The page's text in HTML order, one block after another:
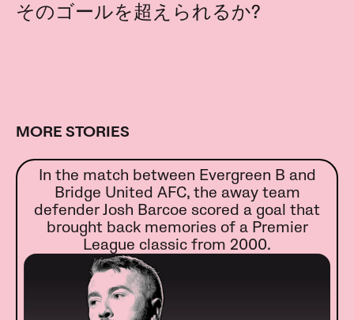
そのゴールを超えられるか?
MORE STORIES
In the match between Evergreen B and
Bridge United AFC, the away team
defender Josh Barcoe scored a goal that
brought back memories of a Premier
League classic from 2000.